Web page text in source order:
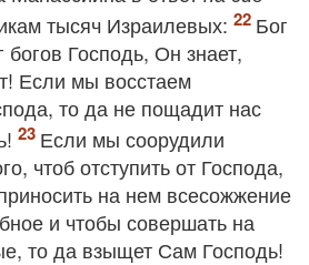
тысяч Израилевых:
Бог
богов Господь, Он знает,
Если мы восстаем
то да не пощадит нас
Если мы соорудили
чтоб отступить от Господа,
на нем всесожжение
и чтобы совершать на
то да взыщет Сам Господь!